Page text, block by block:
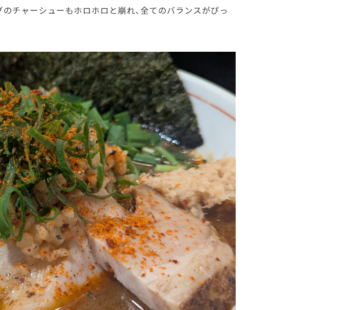
チャーシューもホロホロと崩れ、全てのバランスがぴっ